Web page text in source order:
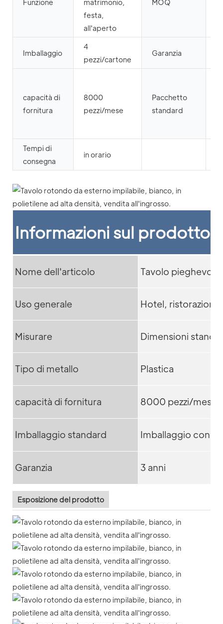
Funzione
matrimonio,
festa,
all'aperto
MOQ
Imballaggio
4
pezzi/cartone
Garanzia
capacità di
fornitura
8000
pezzi/mese
Pacchetto
standard
Tempi di
consegna
in orario
Informazioni sul prodotto
Nome dell'articolo Tavolo pieghevole
Uso generale Hotel,
Misurare Dimensioni
Tipo di metallo Plastica
capacità di fornitura 8000 pezzi/mese
Imballaggio standard Imballaggio con
Garanzia 3 anni
Esposizione del prodotto